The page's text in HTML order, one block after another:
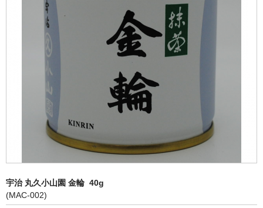
お問い合わせ
宇治 丸久小山園 金輪 40g
(MAC-002)